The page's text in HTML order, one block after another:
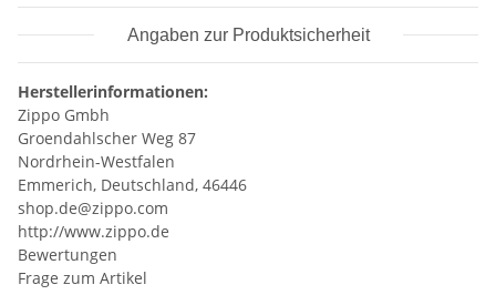
Angaben zur Produktsicherheit
Herstellerinformationen:
Zippo Gmbh
Groendahlscher Weg 87
Nordrhein-Westfalen
Emmerich, Deutschland, 46446
shop.de@zippo.com
http://www.zippo.de
Bewertungen
Frage zum Artikel